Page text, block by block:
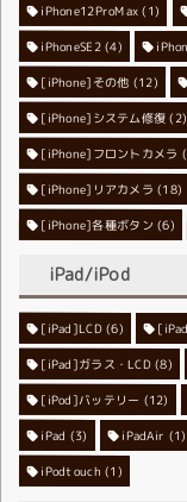
iPhone12ProMax (1)
iPhoneSE2(4)
[iPhone]その他 (12)
[iPhone]システム修復 (2)
[iPhone]フロントカメラ
[iPhone]リアカメラ (18)
[iPhone]各種ボタン (6)
iPad/iPod
[iPad]LCD(6)
[iPad]ガラス・LCD(8)
[iPod]バッテリー (12)
iPad (3) iPadAir (1)
iPodtouch (1)